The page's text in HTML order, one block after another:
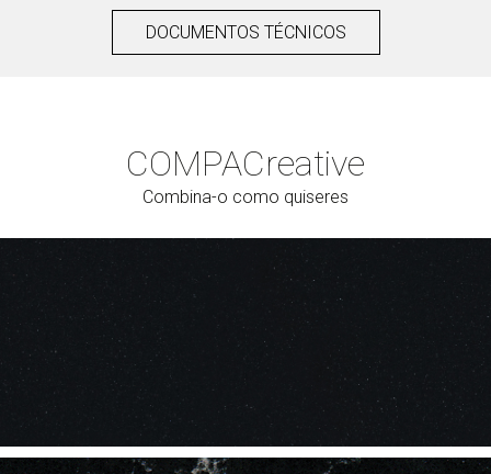
DOCUMENTOS TÉCNICOS
COMPACreative
Combina-o como quiseres